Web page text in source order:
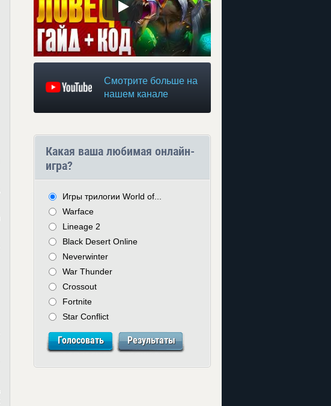
Смотрите больше на
нашем канале
Какая ваша любимая онлайн-
игра?
Игры трилогии World of...
Warface
Lineage 2
Black Desert Online
Neverwinter
War Thunder
Crossout
Fortnite
Star Conflict